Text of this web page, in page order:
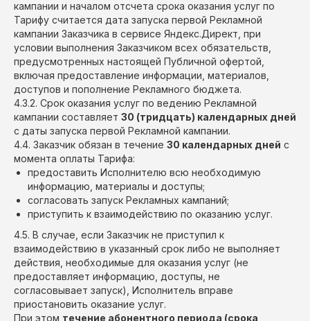
кампании и началом отсчета срока оказания услуг по
Тарифу считается дата запуска первой Рекламной
кампании Заказчика в сервисе Яндекс.Директ, при
условии выполнения Заказчиком всех обязательств,
предусмотренных настоящей Публичной офертой,
включая предоставление информации, материалов,
доступов и пополнение Рекламного бюджета.
4.3.2. Срок оказания услуг по ведению Рекламной
кампании составляет 30 (тридцать) календарных дней
с даты запуска первой Рекламной кампании.
4.4. Заказчик обязан в течение 30 календарных дней с
момента оплаты Тарифа:
предоставить Исполнителю всю необходимую
информацию, материалы и доступы;
согласовать запуск Рекламных кампаний;
приступить к взаимодействию по оказанию услуг.
4.5. В случае, если Заказчик не приступил к
взаимодействию в указанный срок либо не выполняет
действия, необходимые для оказания услуг (не
предоставляет информацию, доступы, не
согласовывает запуск), Исполнитель вправе
приостановить оказание услуг.
При этом течение абонентного периода (срока